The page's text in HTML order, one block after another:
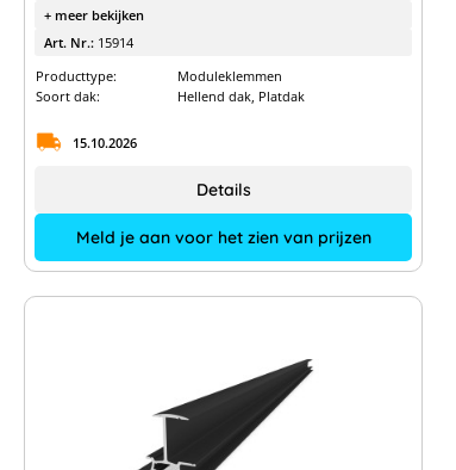
+ meer bekijken
Art. Nr.: 15914
Producttype:
Moduleklemmen
Soort dak:
Hellend dak, Platdak
15.10.2026
Meld je aan voor het zien van prijzen
Details